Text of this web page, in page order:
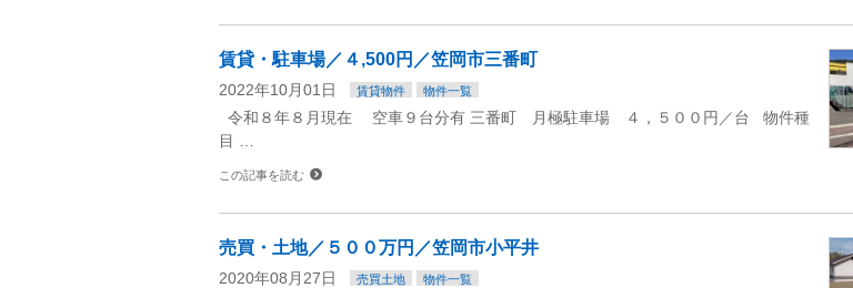
賃貸・駐車場／４,500円／笠岡市三番町
2022年10月01日 賃貸物件 物件一覧
令和８年８月現在 空車９台分有 三番町 月極駐車場 ４，５００円／台 物件種
目 …
この記事を読む
売買・土地／５００万円／笠岡市小平井
2020年08月27日 売買土地 物件一覧